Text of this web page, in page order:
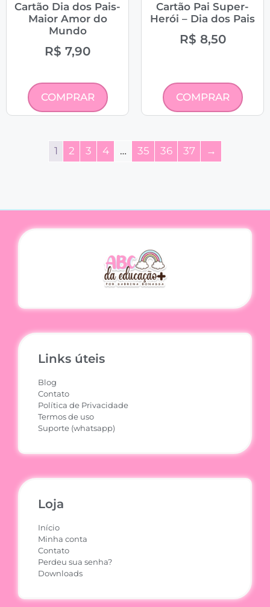
Cartão Dia dos Pais-
Maior Amor do
Mundo
R$ 7,90
COMPRAR
Cartão Pai Super-
Herói – Dia dos Pais
R$ 8,50
COMPRAR
1 2 3 4 … 35 36 37 →
Links úteis
Blog
Contato
Política de Privacidade
Termos de uso
Suporte (whatsapp)
Loja
Início
Minha conta
Contato
Perdeu sua senha?
Downloads